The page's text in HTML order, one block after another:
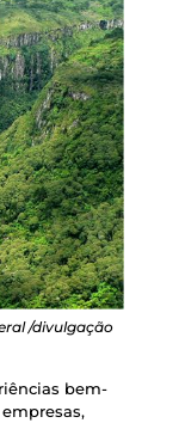
/divulgação
bem-